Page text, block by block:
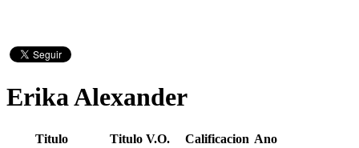
Erika Alexander
Titulo Titulo V.O. Calificacion Ano